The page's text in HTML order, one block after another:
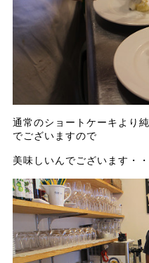
通常のショートケーキより
でございますので
美味しいんでございます・・